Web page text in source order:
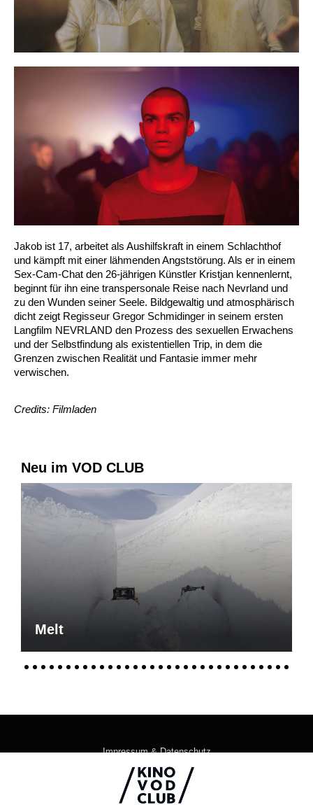
Jakob ist 17, arbeitet als Aushilfskraft in einem Schlachthof
und kämpft mit einer lähmenden Angststörung. Als er in einem
Sex-Cam-Chat den 26-jährigen Künstler Kristjan kennenlernt,
beginnt für ihn eine transpersonale Reise nach Nevrland und
zu den Wunden seiner Seele. Bildgewaltig und atmosphärisch
dicht zeigt Regisseur Gregor Schmidinger in seinem ersten
Langfilm NEVRLAND den Prozess des sexuellen Erwachens
und der Selbstfindung als existentiellen Trip, in dem die
Grenzen zwischen Realität und Fantasie immer mehr
verwischen.
Credits: Filmladen
Neu im VOD CLUB
Melt
Impressum & Datenschutz
AGB
Kontakt